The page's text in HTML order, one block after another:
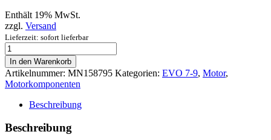
Enthält 19% MwSt.
zzgl. Versand
Lieferzeit: sofort lieferbar
Mitsubishi
Keilrippenriemen
kurz
(ohne
Klima)
7-
9
In den Warenkorb
Artikelnummer: MN158795 Kategorien: EVO 7-9, Motor,
Motorkomponenten
Beschreibung
Beschreibung